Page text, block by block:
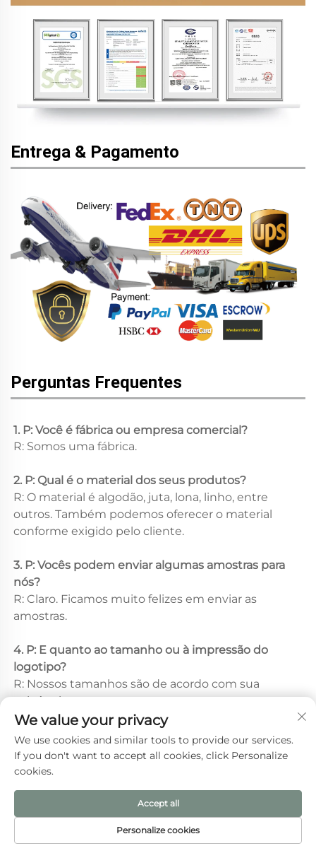
Entrega & Pagamento
Perguntas Frequentes
1. P: Você é fábrica ou empresa comercial?
R: Somos uma fábrica.
2. P: Qual é o material dos seus produtos?
R: O material é algodão, juta, lona, linho, entre
outros. Também podemos oferecer o material
conforme exigido pelo cliente.
3. P: Vocês podem enviar algumas amostras para
nós?
R: Claro. Ficamos muito felizes em enviar as
amostras.
4. P: E quanto ao tamanho ou à impressão do
logotipo?
R: Nossos tamanhos são de acordo com sua
exigência.
5. P: Qual é o seu MOQ?
R: Uma peça também podemos produzir.
Produtos Recomendados
We value your privacy
We use cookies and similar tools to provide our services.
If you don't want to accept all cookies, click Personalize
cookies.
Personalize cookies
Accept all